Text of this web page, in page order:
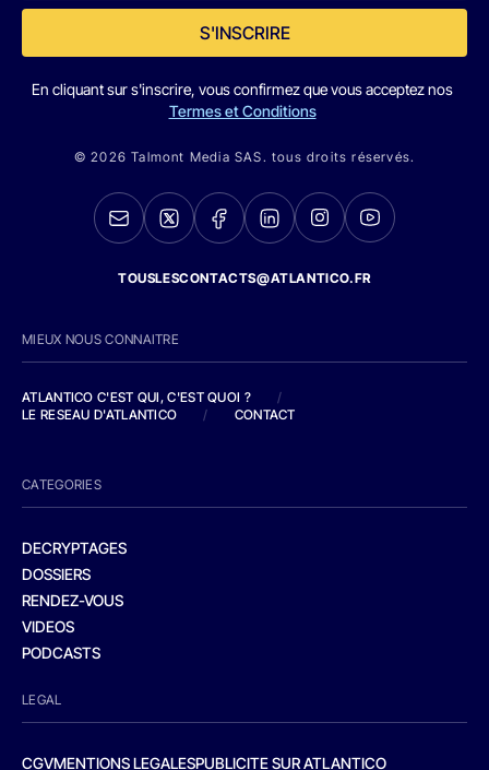
S'INSCRIRE
En cliquant sur s'inscrire, vous confirmez que vous acceptez nos
Termes et Conditions
© 2026 Talmont Media SAS. tous droits réservés.
TOUSLESCONTACTS@ATLANTICO.FR
MIEUX NOUS CONNAITRE
ATLANTICO C'EST QUI, C'EST QUOI ?
/
LE RESEAU D'ATLANTICO
/ CONTACT
CATEGORIES
DECRYPTAGES
DOSSIERS
RENDEZ-VOUS
VIDEOS
PODCASTS
LEGAL
CGVMENTIONS LEGALESPUBLICITE SUR ATLANTICO